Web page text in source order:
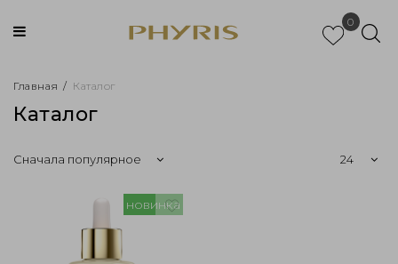
0
Главная / Каталог
Каталог
новинка